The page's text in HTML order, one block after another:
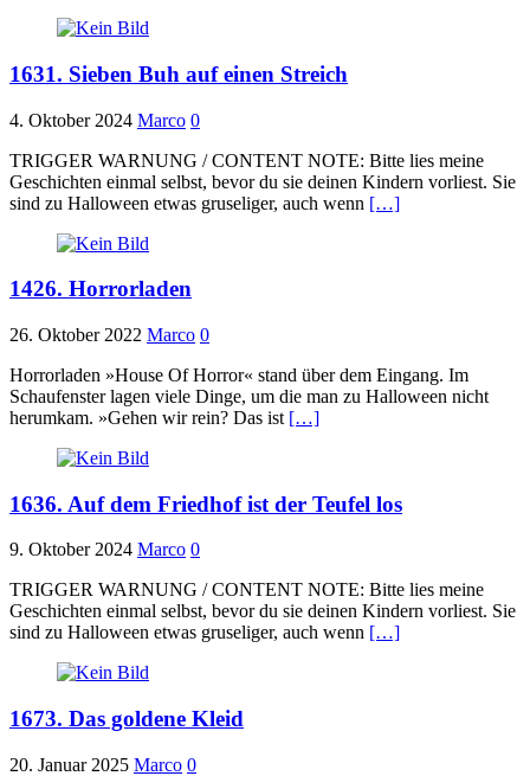
1631. Sieben Buh auf einen Streich
4. Oktober 2024 Marco 0
TRIGGER WARNUNG / CONTENT NOTE: Bitte lies meine
Geschichten einmal selbst, bevor du sie deinen Kindern vorliest. Sie
sind zu Halloween etwas gruseliger, auch wenn […]
1426. Horrorladen
26. Oktober 2022 Marco 0
Horrorladen »House Of Horror« stand über dem Eingang. Im
Schaufenster lagen viele Dinge, um die man zu Halloween nicht
herumkam. »Gehen wir rein? Das ist […]
1636. Auf dem Friedhof ist der Teufel los
9. Oktober 2024 Marco 0
TRIGGER WARNUNG / CONTENT NOTE: Bitte lies meine
Geschichten einmal selbst, bevor du sie deinen Kindern vorliest. Sie
sind zu Halloween etwas gruseliger, auch wenn […]
1673. Das goldene Kleid
20. Januar 2025 Marco 0